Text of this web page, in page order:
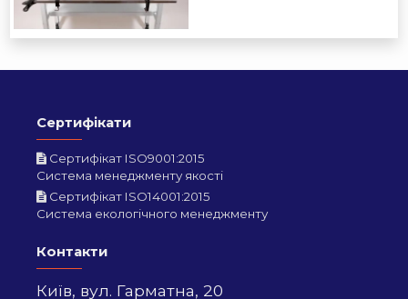
Сертифікати
Сертифікат ISO9001:2015
Система менеджменту якості
Сертифікат ISO14001:2015
Система екологічного менеджменту
Контакти
Київ, вул. Гарматна, 20